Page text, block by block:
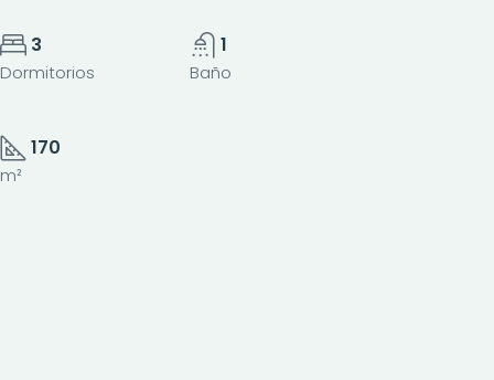
3
Dormitorios
1
Baño
170
m²